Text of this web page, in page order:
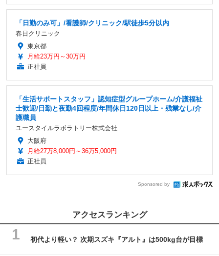
「日勤のみ可」/看護師/クリニック/駅徒歩5分以内
春日クリニック
東京都
月給23万円～30万円
正社員
「生活サポートスタッフ」認知症型グループホーム/介護福祉
士歓迎/日勤と夜勤4回程度/年間休日120日以上・残業なし/介
護職員
ユースタイルラボラトリー株式会社
大阪府
月給27万8,000円～36万5,000円
正社員
Sponsored by
アクセスランキング
初代より軽い？ 次期スズキ『アルト』は500kg台が目標